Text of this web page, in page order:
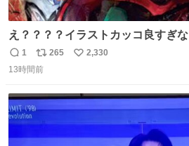
え？？？？イラストカッコ良すぎな
い？？？？？？？？？？？？
返
信
1
リ
ポ
ト
265
い
数
2,330
13時間前